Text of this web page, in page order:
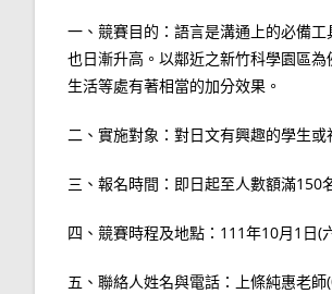
一、競賽目的：語言是溝通上的必備
也日漸升高。以鄰近之新竹科學園區
生活等處有著相當的加分效果。
二、實施對象：對日文有興趣的學生或
三、報名時間：即日起至人數額滿150
四、競賽時程及地點：111年10月1日(
五、聯絡人姓名與電話：上條純惠老